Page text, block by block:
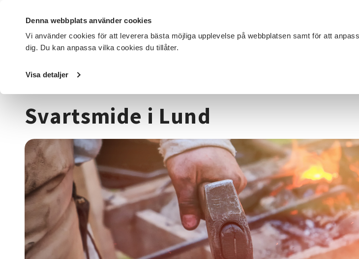
Denna webbplats använder cookies
Vi använder cookies för att leverera bästa möjliga upplevelse på webbplatsen samt för att
dig. Du kan anpassa vilka cookies du tillåter.
Visa detaljer
DET HÄR GÖR VI FÖR DIG SOM SÖK KURSER OCH EVENEMANG
Startsida / Kurser och evenemang
Svartsmide i Lund